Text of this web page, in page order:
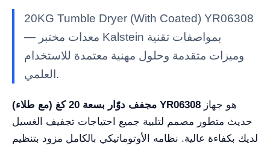
20KG Tumble Dryer (With Coated) YR06308
— معدات مختبر Kalstein بمواصفات تقنية
وميزات متقدمة وحلول مهنية معتمدة للاستخدام
العلمي.
مجفف دوّار بسعة 20 كغ (مع طلاء) YR06308
حديث متطور مصمم لتلبية جميع احتياجات تجفيف الغسيل
لديك بكفاءة عالية. نظامه الأوتوماتيكي بالكامل مزود بتنظيم